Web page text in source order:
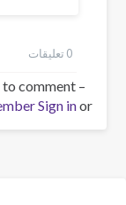
0 تعليقات
comment –
Sign inor